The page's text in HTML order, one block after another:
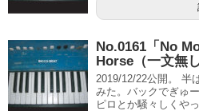
No.0161「No
Horse（一文無
2019/12/22公開。 半
みた。バックでぎゅ
ピロとか騒々しくや